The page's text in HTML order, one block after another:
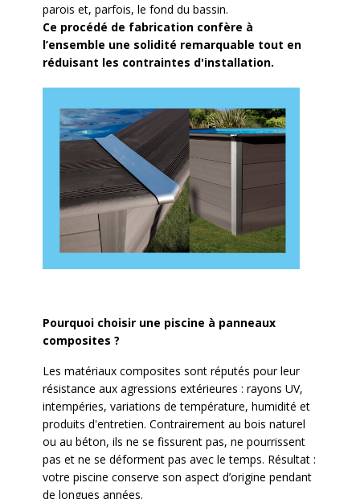
parois et, parfois, le fond du bassin.
Ce procédé de fabrication confère à
l’ensemble une solidité remarquable tout en
réduisant les contraintes d'installation.
Pourquoi choisir une piscine à panneaux
composites ?
Les matériaux composites sont réputés pour leur
résistance aux agressions extérieures : rayons UV,
intempéries, variations de température, humidité et
produits d'entretien. Contrairement au bois naturel
ou au béton, ils ne se fissurent pas, ne pourrissent
pas et ne se déforment pas avec le temps. Résultat :
votre piscine conserve son aspect d’origine pendant
de longues années.